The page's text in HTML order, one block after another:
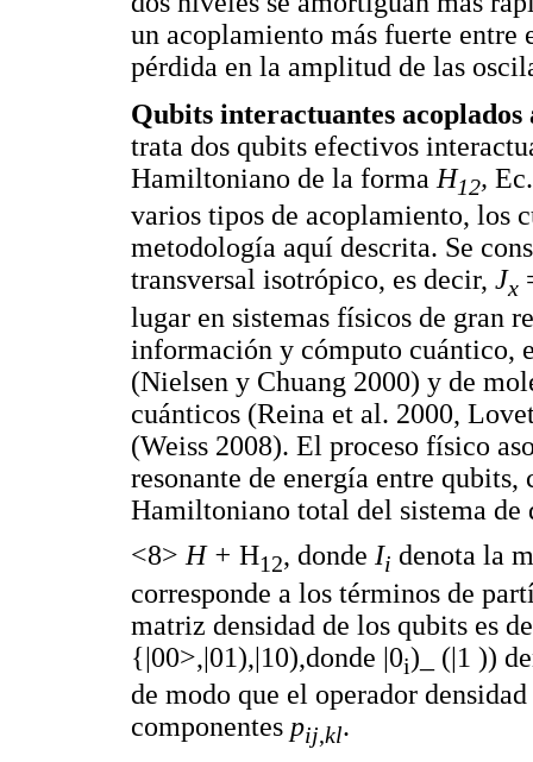
un acoplamiento más fuerte entre
pérdida en la amplitud de las
Qubits interactuantes
trata dos qubits efectivos
Hamiltoniano de la forma H12,
varios tipos de acoplamiento, los
metodología aquí descrita. Se
transversal isotrópico, es decir, Jx
lugar en sistemas físicos de gran
información y cómputo cuántico,
(Nielsen y Chuang 2000) y de
cuánticos (Reina et al. 2000,
(Weiss 2008). El proceso físico
resonante de energía entre
Hamiltoniano total del sistema
<8> H + H12, donde Ii denota la
corresponde a los términos de
matriz densidad de los qubits es
{|00>,|01),|10),donde |0i)_ (|1 ))
de modo que el operador
componentes pij,kl.